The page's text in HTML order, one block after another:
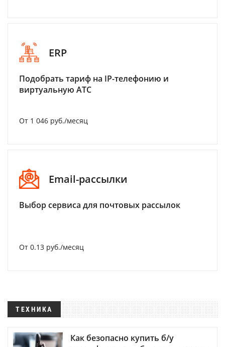
ERP
Подобрать тариф на IP-телефонию и
виртуальную АТС
От 1 046 руб./месяц
Email-рассылки
Выбор сервиса для почтовых рассылок
От 0.13 руб./месяц
ТЕХНИКА
Как безопасно купить б/у